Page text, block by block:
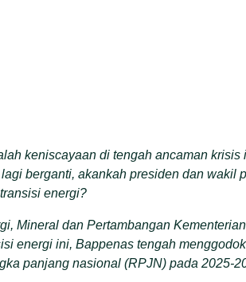
keniscayaan di tengah ancaman krisis
berganti, akankah presiden dan wakil
energi?
Mineral dan Pertambangan
energi ini, Bappenas tengah
panjang nasional (RPJN) pada 2025-